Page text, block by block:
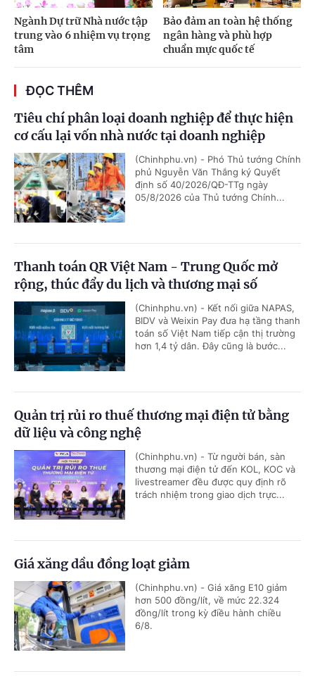
Ngành Dự trữ Nhà nước tập
trung vào 6 nhiệm vụ trọng
tâm
Bảo đảm an toàn hệ thống
ngân hàng và phù hợp
chuẩn mực quốc tế
ĐỌC THÊM
Tiêu chí phân loại doanh nghiệp để thực hiện
cơ cấu lại vốn nhà nước tại doanh nghiệp
(Chinhphu.vn) - Phó Thủ tướng Chính
phủ Nguyễn Văn Thắng ký Quyết
định số 40/2026/QĐ-TTg ngày
05/8/2026 của Thủ tướng Chính...
Thanh toán QR Việt Nam - Trung Quốc mở
rộng, thúc đẩy du lịch và thương mại số
(Chinhphu.vn) - Kết nối giữa NAPAS,
BIDV và Weixin Pay đưa hạ tầng thanh
toán số Việt Nam tiếp cận thị trường
hơn 1,4 tỷ dân. Đây cũng là bước...
Quản trị rủi ro thuế thương mại điện tử bằng
dữ liệu và công nghệ
(Chinhphu.vn) - Từ người bán, sàn
thương mại điện tử đến KOL, KOC và
livestreamer đều được quy định rõ
trách nhiệm trong giao dịch trực...
Giá xăng dầu đồng loạt giảm
(Chinhphu.vn) - Giá xăng E10 giảm
hơn 500 đồng/lít, về mức 22.324
đồng/lít trong kỳ điều hành chiều
6/8.